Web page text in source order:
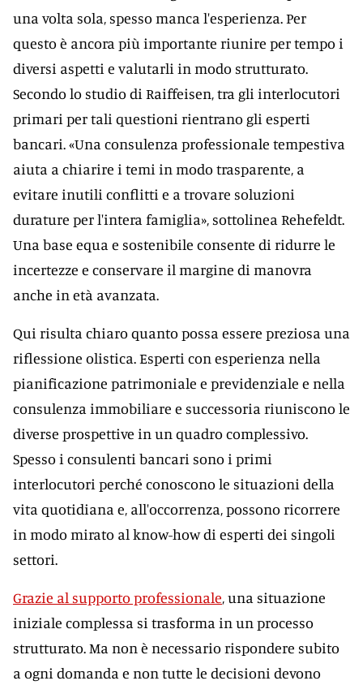
una volta sola, spesso manca l'esperienza. Per
questo è ancora più importante riunire per tempo i
diversi aspetti e valutarli in modo strutturato.
Secondo lo studio di Raiffeisen, tra gli interlocutori
primari per tali questioni rientrano gli esperti
bancari. «Una consulenza professionale tempestiva
aiuta a chiarire i temi in modo trasparente, a
evitare inutili conflitti e a trovare soluzioni
durature per l'intera famiglia», sottolinea Rehefeldt.
Una base equa e sostenibile consente di ridurre le
incertezze e conservare il margine di manovra
anche in età avanzata.
Qui risulta chiaro quanto possa essere preziosa una
riflessione olistica. Esperti con esperienza nella
pianificazione patrimoniale e previdenziale e nella
consulenza immobiliare e successoria riuniscono le
diverse prospettive in un quadro complessivo.
Spesso i consulenti bancari sono i primi
interlocutori perché conoscono le situazioni della
vita quotidiana e, all'occorrenza, possono ricorrere
in modo mirato al know-how di esperti dei singoli
settori.
Grazie al supporto professionale, una situazione
iniziale complessa si trasforma in un processo
strutturato. Ma non è necessario rispondere subito
a ogni domanda e non tutte le decisioni devono